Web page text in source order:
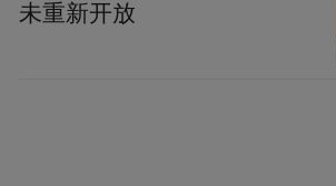
未重新开放